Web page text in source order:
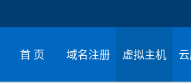
首 页 域名注册 虚拟主机